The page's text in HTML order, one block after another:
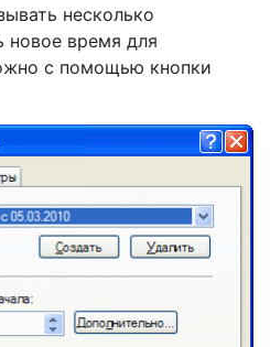
несколько
новое время для
с помощью кнопки